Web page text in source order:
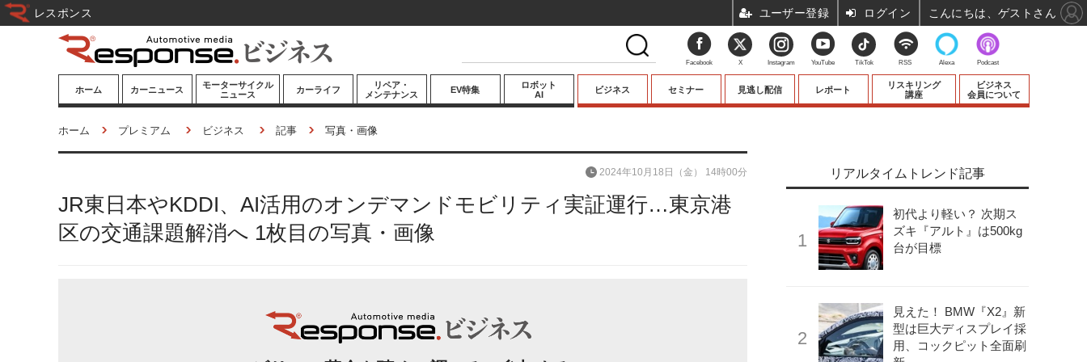
ホーム カーニュース
鉄道
船舶
モーターサイクル
ニュース
カーライフ
モータースポー
ツ/エンタメ
リペア・
メンテナンス
EV特集
ロボット
AI
ビジネス
テクノロジー
キーパーソンイ
ンタビュー
セミナー 見逃し配信 レポート
リスキリング
講座
ビジネス
会員について
ホーム プレミアム ビジネス 記事 写真・画像
JR東日本やKDDI、AI活用のオンデマンドモビリティ実証運行…東京港
区の交通課題解消へ 1枚目の写真・画像
2024年10月18日（金） 14時00分 リアルタイムトレンド記事
初代より軽い？ 次期ス
ズキ『アルト』は500kg
台が目標
見えた！ BMW『X2』新
型は巨大ディスプレイ採
用、コックピット全面刷
Facebook X Instagram YouTube TikTok RSS Alexa Podcast
レスポンス ユーザー登録 ログイン こんにちは、ゲストさん